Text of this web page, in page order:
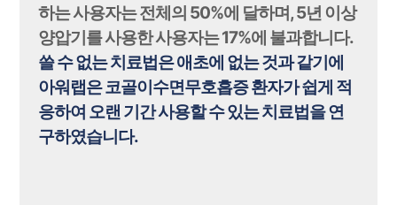
하는 사용자는 전체의 50%에 달하며, 5년 이상
양압기를 사용한 사용자는 17%에 불과합니다.
쓸 수 없는 치료법은 애초에 없는 것과 같기에
아워랩은 코골이수면무호흡증 환자가 쉽게 적
응하여 오랜 기간 사용할 수 있는 치료법을 연
구하였습니다.